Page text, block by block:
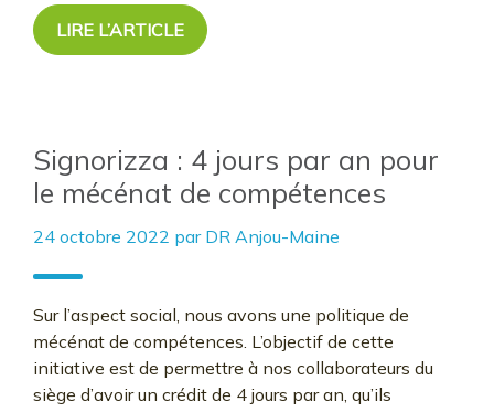
LIRE L’ARTICLE
Signorizza : 4 jours par an pour
le mécénat de compétences
24 octobre 2022 par DR Anjou-Maine
Sur l’aspect social, nous avons une politique de
mécénat de compétences. L’objectif de cette
initiative est de permettre à nos collaborateurs du
siège d’avoir un crédit de 4 jours par an, qu’ils